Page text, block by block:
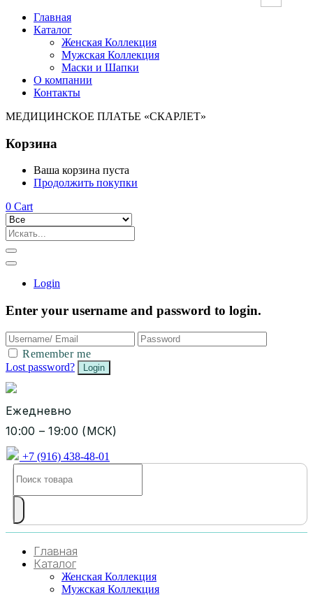
Главная
Каталог
Женская Коллекция
Мужская Коллекция
Маски и Шапки
О компании
Контакты
МЕДИЦИНСКОЕ ПЛАТЬЕ «СКАРЛЕТ»
Корзина
Ваша корзина пуста
Продолжить покупки
0 Cart
Login
Enter your username and password to login.
Remember me
Lost password?
Ежедневно
10:00 – 19:00 (МСК)
+7 (916) 438-48-01
Главная
Каталог
Женская Коллекция
Мужская Коллекция